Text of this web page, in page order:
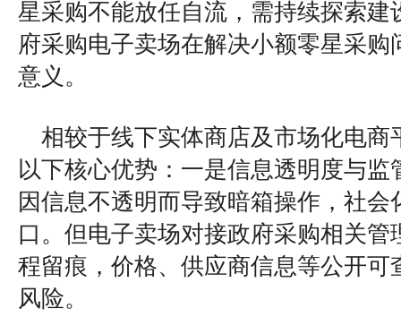
星采购不能放任自流，需持续探索建
府采购电子卖场在解决小额零星采购
意义。
相较于线下实体商店及市场化电商
以下核心优势：一是信息透明度与监
因信息不透明而导致暗箱操作，社会
口。但电子卖场对接政府采购相关管
程留痕，价格、供应商信息等公开可
风险。